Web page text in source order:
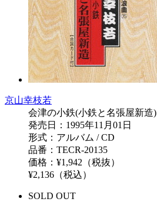
京山幸枝若
会津の小鉄(小鉄と名張屋新造)
発売日：1995年11月01日
形式：アルバム / CD
品番：TECR-20135
価格：¥1,942（税抜）
¥2,136（税込）
SOLD OUT